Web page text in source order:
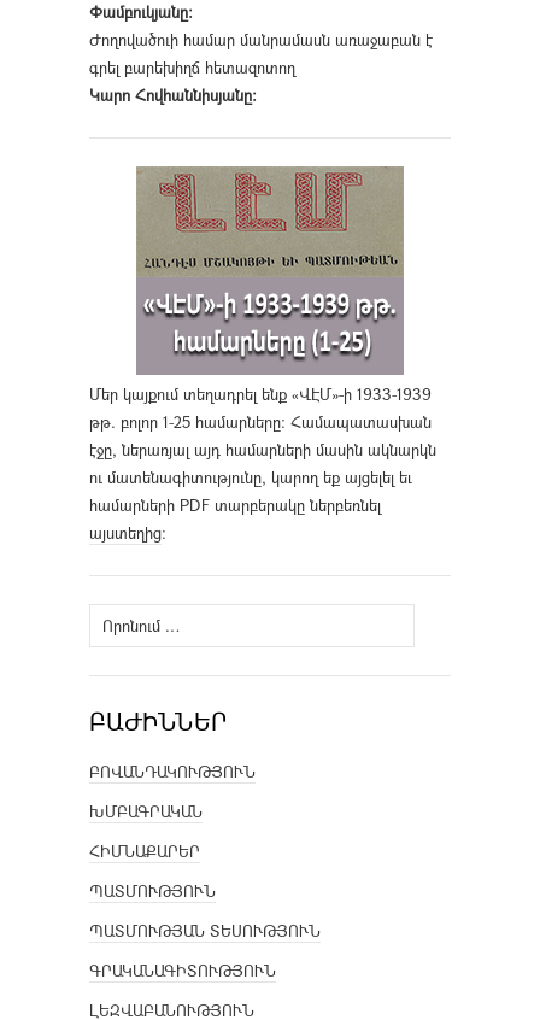
Փամբուկյանը։
Ժողովածուի համար մանրամասն առաջաբան է
գրել բարեխիղճ հետազոտող
Կարո Հովհաննիսյանը։
Մեր կայքում տեղադրել ենք «ՎԷՄ»-ի 1933-1939
թթ. բոլոր 1-25 համարները։ Համապատասխան
էջը, ներառյալ այդ համարների մասին ակնարկն
ու մատենագիտությունը, կարող եք այցելել եւ
համարների PDF տարբերակը ներբեռնել
այստեղից։
Որոնել՝
ԲԱԺԻՆՆԵՐ
ԲՈՎԱՆԴԱԿՈՒԹՅՈՒՆ
ԽՄԲԱԳՐԱԿԱՆ
ՀԻՄՆԱՔԱՐԵՐ
ՊԱՏՄՈՒԹՅՈՒՆ
ՊԱՏՄՈՒԹՅԱՆ ՏԵՍՈՒԹՅՈՒՆ
ԳՐԱԿԱՆԱԳԻՏՈՒԹՅՈՒՆ
ԼԵԶՎԱԲԱՆՈՒԹՅՈՒՆ